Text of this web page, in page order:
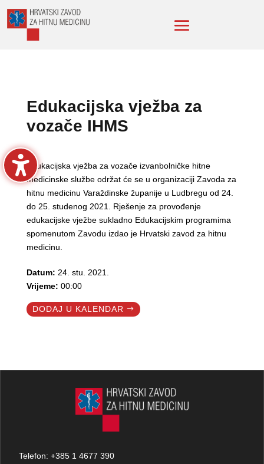
Edukacijska vježba za
vozače IHMS
Edukacijska vježba za vozače izvanbolničke hitne
medicinske službe održat će se u organizaciji Zavoda za
hitnu medicinu Varaždinske županije u Ludbregu od 24.
do 25. studenog 2021. Rješenje za provođenje
edukacijske vježbe sukladno Edukacijskim programima
spomenutom Zavodu izdao je Hrvatski zavod za hitnu
medicinu.
Datum: 24. stu. 2021.
Vrijeme: 00:00
DODAJ U KALENDAR
Telefon:+385 1 4677 390